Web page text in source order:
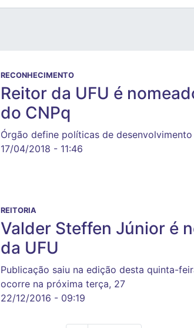
RECONHECIMENTO
Reitor da UFU é
do CNPq
Órgão define políticas de
17/04/2018 - 11:46
REITORIA
Valder Steffen Júnior é
da UFU
Publicação saiu na edição desta quinta-
ocorre na próxima terça, 27
22/12/2016 - 09:19